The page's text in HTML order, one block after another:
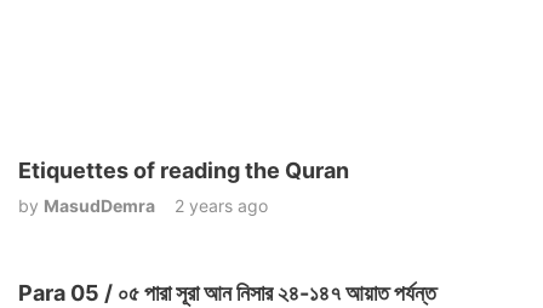
Etiquettes of reading the Quran
by MasudDemra 2 years ago
Para 05 / ০৫ পারা সূরা আন নিসার ২৪-১৪৭ আয়াত পর্যন্ত